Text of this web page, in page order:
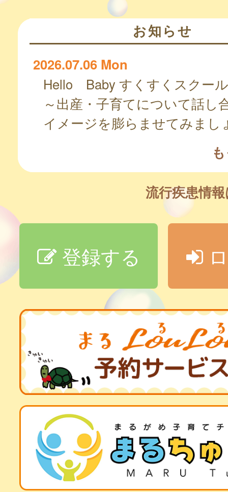
お知らせ
2026.07.06 Mon
Hello Baby すくすくスクール
～出産・子育てについて話し
イメージを膨らませてみまし
流行疾患情
登録する